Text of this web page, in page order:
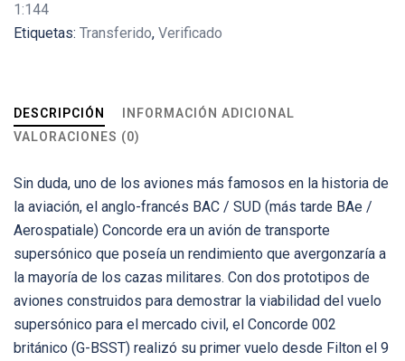
1:144
Etiquetas: Transferido, Verificado
DESCRIPCIÓN
INFORMACIÓN ADICIONAL
VALORACIONES (0)
Sin duda, uno de los aviones más famosos en la historia de
la aviación, el anglo-francés BAC / SUD (más tarde BAe /
Aerospatiale) Concorde era un avión de transporte
supersónico que poseía un rendimiento que avergonzaría a
la mayoría de los cazas militares. Con dos prototipos de
aviones construidos para demostrar la viabilidad del vuelo
supersónico para el mercado civil, el Concorde 002
británico (G-BSST) realizó su primer vuelo desde Filton el 9